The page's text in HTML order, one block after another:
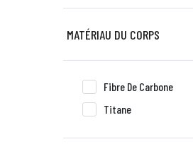
MATÉRIAU DU CORPS
Fibre De Carbone
Titane